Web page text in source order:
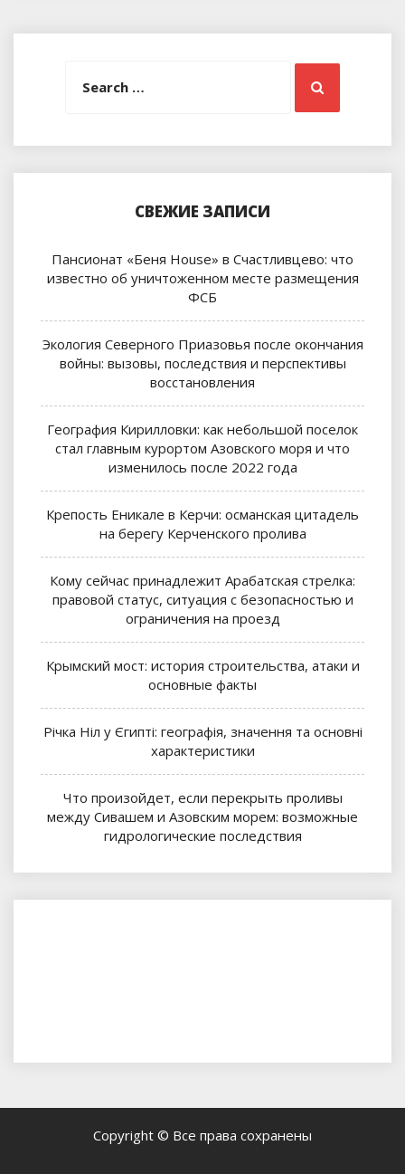
Search
СВЕЖИЕ ЗАПИСИ
Пансионат «Беня House» в Счастливцево: что
известно об уничтоженном месте размещения
ФСБ
Экология Северного Приазовья после окончания
войны: вызовы, последствия и перспективы
восстановления
География Кирилловки: как небольшой поселок
стал главным курортом Азовского моря и что
изменилось после 2022 года
Крепость Еникале в Керчи: османская цитадель
на берегу Керченского пролива
Кому сейчас принадлежит Арабатская стрелка:
правовой статус, ситуация с безопасностью и
ограничения на проезд
Крымский мост: история строительства, атаки и
основные факты
Річка Ніл у Єгипті: географія, значення та основні
характеристики
Что произойдет, если перекрыть проливы
между Сивашем и Азовским морем: возможные
гидрологические последствия
Copyright © Все права сохранены